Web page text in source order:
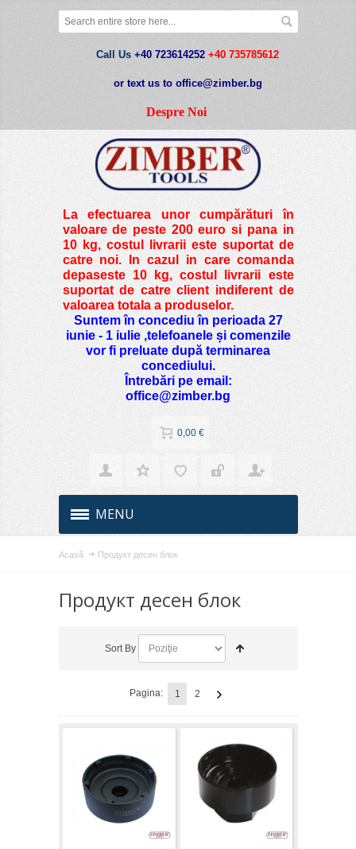
Call Us +40 723614252 +40 735785612
or text us to office@zimber.bg
Despre Noi
La efectuarea unor cumpărături în
valoare de peste200 euro si pana in
10 kg, costul livrarii este suportat de
catre noi. In cazul in care comanda
depaseste 10 kg, costul livrarii este
suportat de catre client indiferent de
valoarea totala a produselor.
Suntem în concediu în perioada 27
iunie - 1 iulie ,telefoanele și comenzile
vor fi preluate după terminarea
concediului.
Întrebări pe email:
office@zimber.bg
0,00 €
MENU
Acasă Продукт десен блок
Продукт десен блок
Sort By
Pagina: 1 2